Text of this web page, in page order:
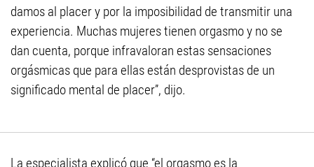
damos al placer y por la imposibilidad de transmitir una
experiencia. Muchas mujeres tienen orgasmo y no se
dan cuenta, porque infravaloran estas sensaciones
orgásmicas que para ellas están desprovistas de un
significado mental de placer”, dijo.
La especialista explicó que “el orgasmo es la